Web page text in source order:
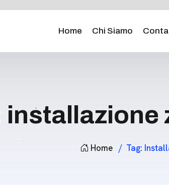
Home Chi Siamo
installazione
Home Tag: